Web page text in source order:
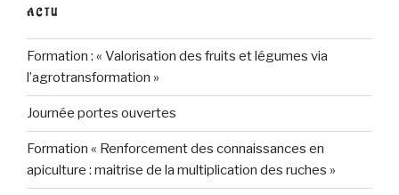
ACTU
Formation : « Valorisation des fruits et légumes via
l’agrotransformation »
Journée portes ouvertes
Formation « Renforcement des connaissances en
apiculture : maitrise de la multiplication des ruches »